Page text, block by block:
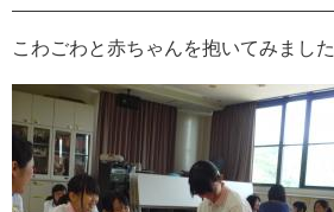
こわごわと赤ちゃんを抱いてみました